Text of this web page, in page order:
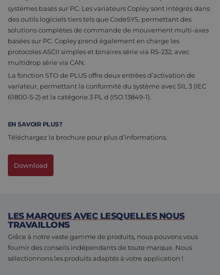
systèmes basés sur PC. Les variateurs Copley sont intégrés dans
des outils logiciels tiers tels que CodeSYS, permettant des
solutions complètes de commande de mouvement multi-axes
basées sur PC. Copley prend également en charge les
protocoles ASCII simples et binaires série via RS-232, avec
multidrop série via CAN.
La fonction STO de PLUS offre deux entrées d’activation de
variateur, permettant la conformité du système avec SIL 3 (IEC
61800-5-2) et la catégorie 3 PL d (ISO 13849-1).
EN SAVOIR PLUS?
Téléchargez la brochure pour plus d’informations.
Download
LES MARQUES AVEC LESQUELLES NOUS
TRAVAILLONS
Grâce à notre vaste gamme de produits, nous pouvons vous
fournir des conseils indépendants de toute marque. Nous
sélectionnons les produits adaptés à votre application !